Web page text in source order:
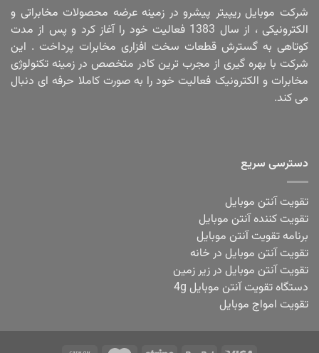
شرکت موبایل ریپیتر پیشرو در زمینه عرضه محصولات مخابراتی و
الکترونیکی ، از سال 1383 فعالیت خود را آغاز کرد و پس از مدت
کوتاهی به گسترش قطعات سخت افزاری مخابرات پرداخت . این
شرکت با بهره گیری از مجرب ترین کادر متخصص در زمینه تکنولوژی
مخابرات و الکترونیک فعالیت خود را به صورت کاملا حرفه ای دنبال
می کند.
دسترسی سریع
تقویت آنتن موبایل
تقویت کننده آنتن موبایل
برنامه تقویت آنتن موبایل
تقویت آنتن موبایل در خانه
تقویت آنتن موبایل در زیر زمین
دستگاه تقویت آنتن موبایل 4g
تقویت امواج موبایل